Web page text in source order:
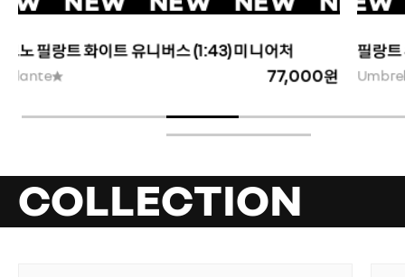
필랑트 우산 블루
Umbrella 22,000원
필랑
COLLECTION